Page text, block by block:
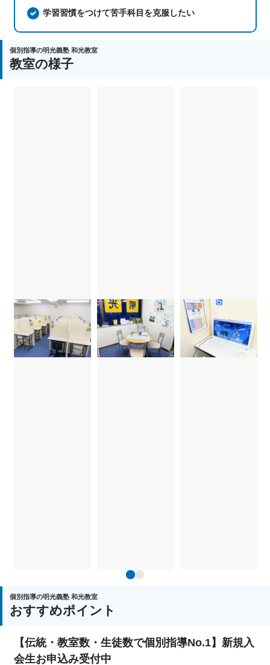
学習習慣をつけて苦手科目を克服したい
個別指導の明光義塾 和光教室
教室の様子
個別指導の明光義塾 和光教室
おすすめポイント
【伝統・教室数・生徒数で個別指導No.1】新規入
会生お申込み受付中